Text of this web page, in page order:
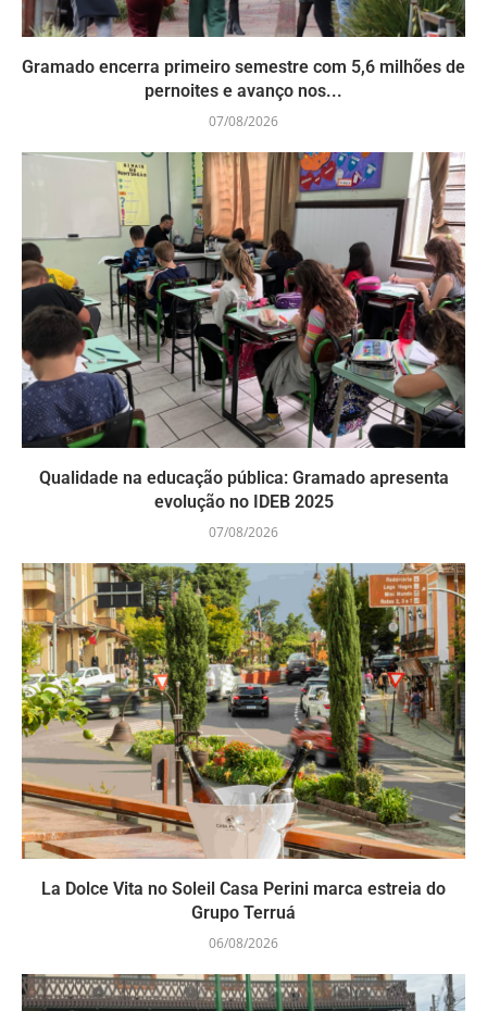
Gramado encerra primeiro semestre com 5,6 milhões de
pernoites e avanço nos...
07/08/2026
Qualidade na educação pública: Gramado apresenta
evolução no IDEB 2025
07/08/2026
La Dolce Vita no Soleil Casa Perini marca estreia do
Grupo Terruá
06/08/2026